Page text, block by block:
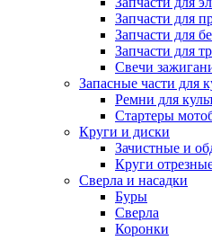
Запчасти для
Запчасти для
Запчасти для
Свечи
Запасные части для
Ремни для
Стартеры
Круги и диски
Зачистные и
Круги
Сверла и насадки
Буры
Сверла
Коронки